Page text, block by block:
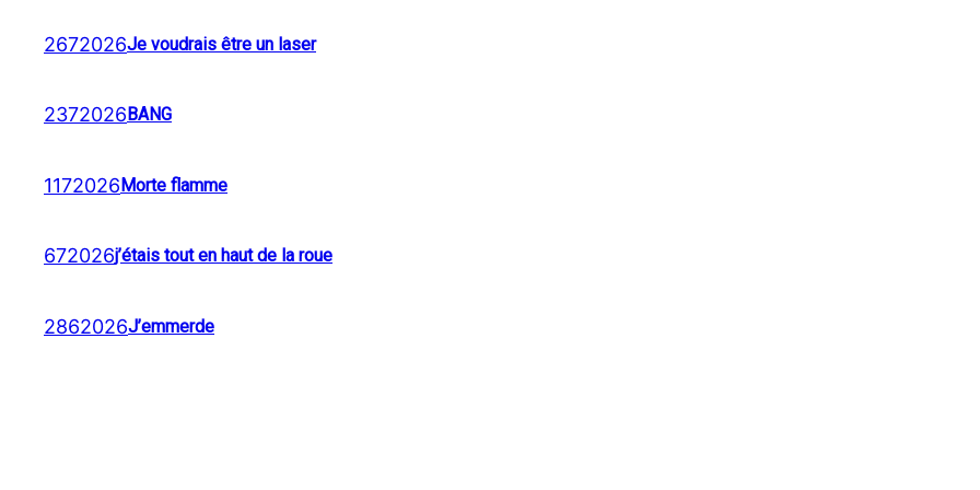
2672026Je voudrais être un laser
2372026BANG
1172026Morte flamme
672026j’étais tout en haut de la roue
2862026J’emmerde